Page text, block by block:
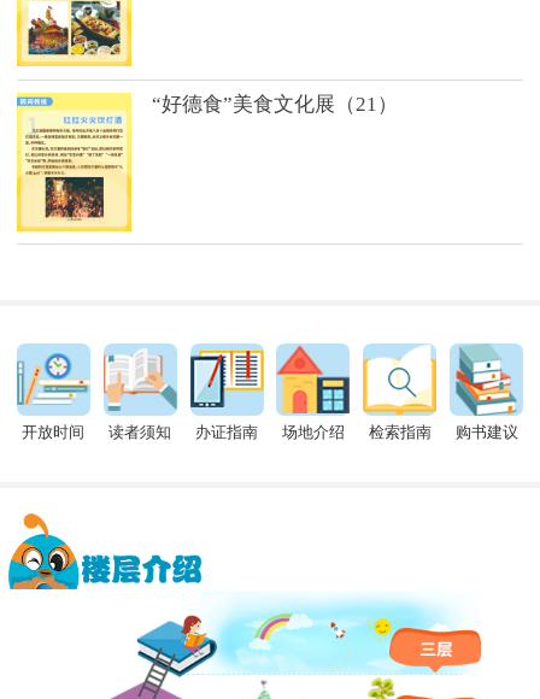
“好德食”美食文化展（21）
开放时间 读者须知 办证指南 场地介绍 检索指南 购书建议